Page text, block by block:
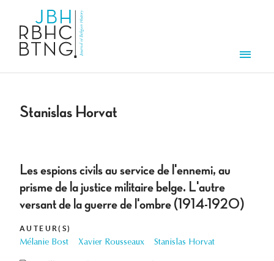
Stanislas Horvat
Les espions civils au service de l'ennemi, au
prisme de la justice militaire belge. L'autre
versant de la guerre de l'ombre (1914-1920)
AUTEUR(S)
Mélanie Bost Xavier Rousseaux Stanislas Horvat